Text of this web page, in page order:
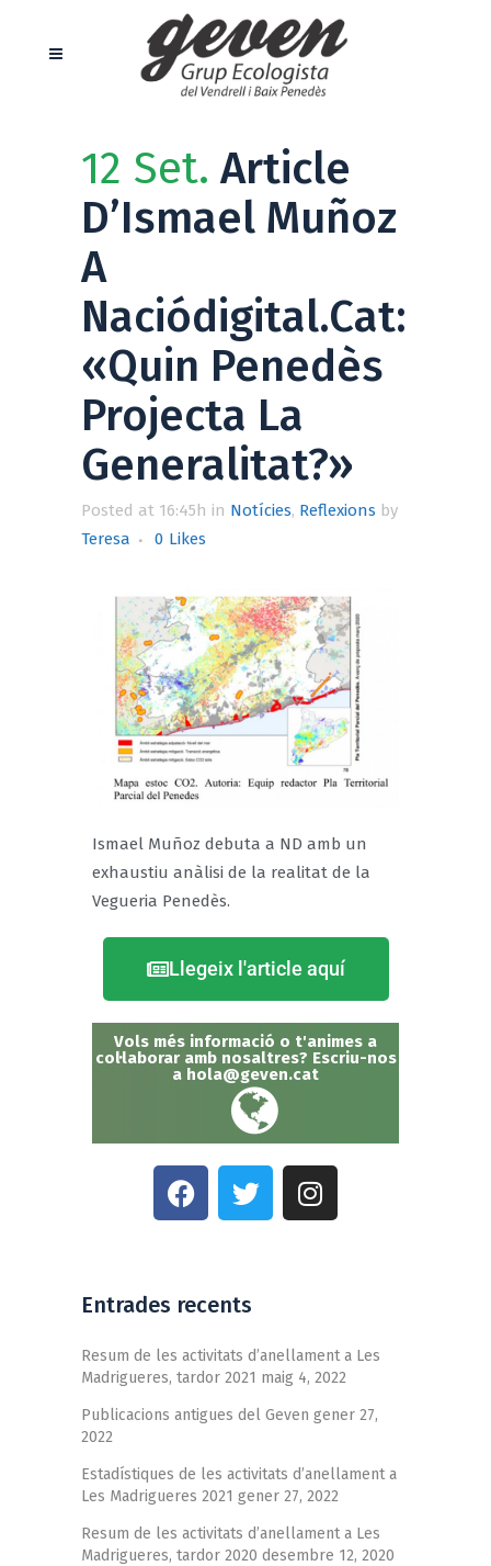
12 Set. Article
D’Ismael Muñoz
A
Naciódigital.cat:
«Quin Penedès
Projecta La
Generalitat?»
Posted at 16:45h in Notícies, Reflexions by
Teresa
0 Likes
Ismael Muñoz debuta a ND amb un
exhaustiu anàlisi de la realitat de la
Vegueria Penedès.
Llegeix l'article aquí
Vols més informació o t'animes a
col·laborar amb nosaltres? Escriu-nos
a hola@geven.cat
Entrades recents
Resum de les activitats d’anellament a Les
Madrigueres, tardor 2021 maig 4, 2022
Publicacions antigues del Geven gener 27,
2022
Estadístiques de les activitats d’anellament a
Les Madrigueres 2021 gener 27, 2022
Resum de les activitats d’anellament a Les
Madrigueres, tardor 2020 desembre 12, 2020